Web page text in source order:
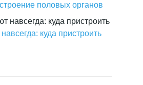
половых органов
куда пристроить